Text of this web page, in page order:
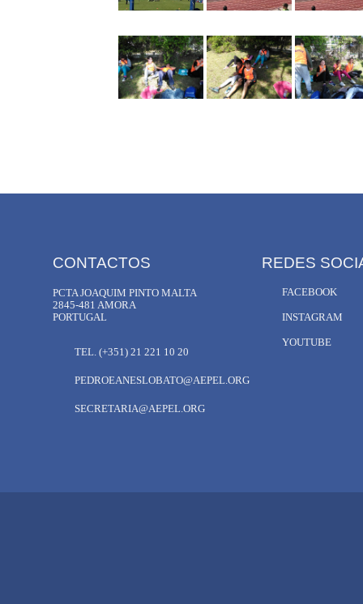
CONTACTOS
PCTA JOAQUIM PINTO MALTA
2845-481 AMORA
PORTUGAL
REDES
INSTAGRAM
PEDROEANESLOBATO@AEPEL.ORG
SECRETARIA@AEPEL.ORG
FACEBOOK
YOUTUBE
TEL. (+351) 21 221 10 20